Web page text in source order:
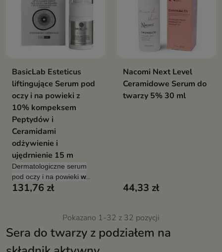
Sera do twarzy z podziałem na
BasicLab Esteticus
liftingujące Serum pod
oczy i na powieki z
10% kompeksem
Peptydów i
Ceramidami
odżywienie i
ujędrnienie 15 m
Dermatologiczne serum
pod oczy i na powieki w
postaci odżywczej
peptydów,ceramidachi wyciągu
z albicji
. Przeznaczone do
stosowania
na dzień i na
noc.
131,76 zł
Nacomi Next Level
Ceramidowe Serum do
twarzy 5% 30 ml
44,33 zł
Pokazano 1-32 z 32 pozycji